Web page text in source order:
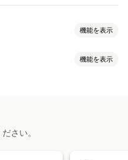
機能を表示
機能を表示
お知らせ
さい。